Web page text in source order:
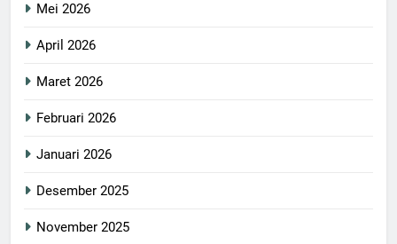
Mei 2026
April 2026
Maret 2026
Februari 2026
Januari 2026
Desember 2025
November 2025